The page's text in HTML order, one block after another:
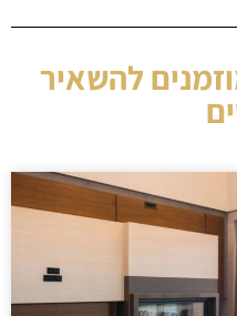
להשאיר